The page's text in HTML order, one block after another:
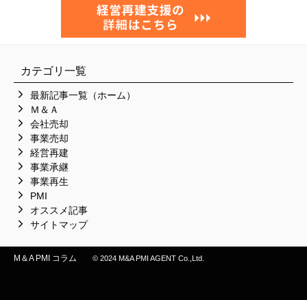
カテゴリ一覧
最新記事一覧（ホーム）
Ｍ＆Ａ
会社売却
事業売却
経営再建
事業承継
事業再生
PMI
オススメ記事
サイトマップ
M＆A PMI コラム © 2024 M&A PMI AGENT Co.,Ltd.